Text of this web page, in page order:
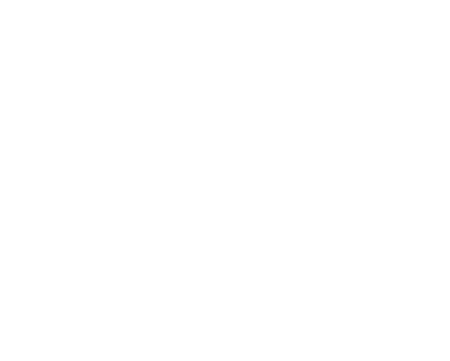
e cada profissional faz a diferença”
nova regras do registo, alerta associação
Cardíaca” da Bayer